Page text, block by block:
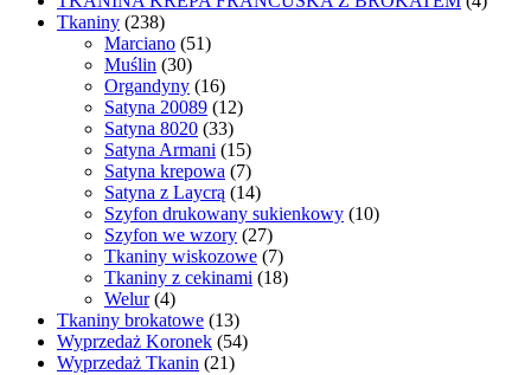
Tkaniny (238)
Marciano (51)
Muślin (30)
Organdyny (16)
Satyna 20089 (12)
Satyna 8020 (33)
Satyna Armani (15)
Satyna krepowa (7)
Satyna z Laycrą (14)
Szyfon drukowany sukienkowy (10)
Szyfon we wzory (27)
Tkaniny wiskozowe (7)
Tkaniny z cekinami (18)
Welur (4)
Tkaniny brokatowe (13)
Wyprzedaż Koronek (54)
Wyprzedaż Tkanin (21)